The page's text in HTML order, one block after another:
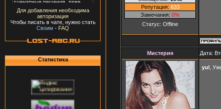
Для добавления необходима
авторизация
Чтобы писать в чате, нужно стать
Своим - FAQ
Статистика
Репутация: 633
Замечания: 0%
Статус: Offline
Мистерия Дата:
yul ,